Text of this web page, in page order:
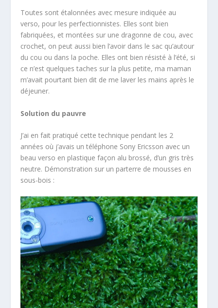
Toutes sont étalonnées avec mesure indiquée au
verso, pour les perfectionnistes. Elles sont bien
fabriquées, et montées sur une dragonne de cou, avec
crochet, on peut aussi bien l’avoir dans le sac qu’autour
du cou ou dans la poche. Elles ont bien résisté à l’été, si
ce n’est quelques taches sur la plus petite, ma maman
m’avait pourtant bien dit de me laver les mains après le
déjeuner.
Solution du pauvre
J’ai en fait pratiqué cette technique pendant les 2
années où j’avais un téléphone Sony Ericsson avec un
beau verso en plastique façon alu brossé, d’un gris très
neutre. Démonstration sur un parterre de mousses en
sous-bois :